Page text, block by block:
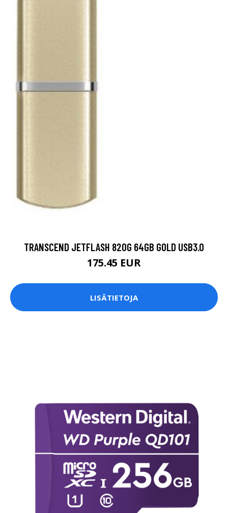
TRANSCEND JETFLASH 820G 64GB GOLD USB3.0
175.45 EUR
LISÄTIETOJA